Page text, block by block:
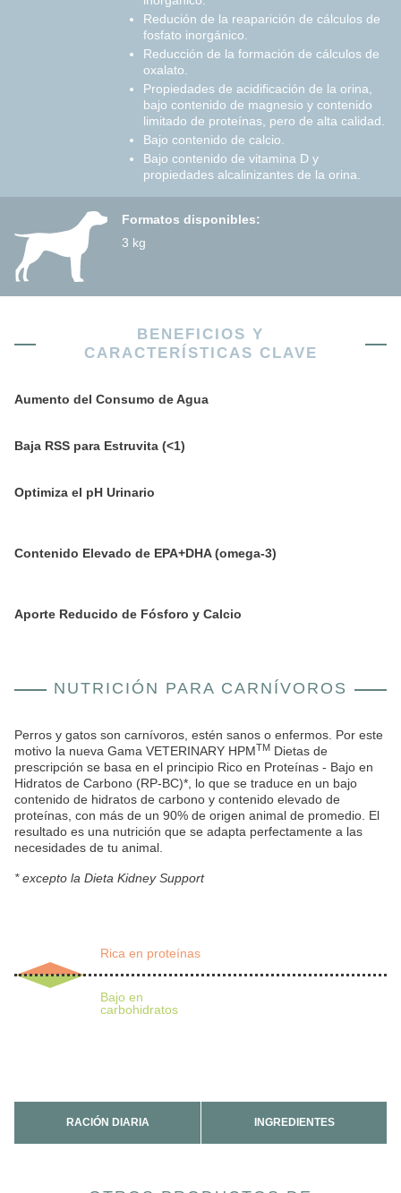
Redución de la reaparición de cálculos de
fosfato inorgánico.
Reducción de la formación de cálculos de
oxalato.
Propiedades de acidificación de la orina,
bajo contenido de magnesio y contenido
limitado de proteínas, pero de alta calidad.
Bajo contenido de calcio.
Bajo contenido de vitamina D y
propiedades alcalinizantes de la orina.
Formatos disponibles:
3 kg
BENEFICIOS Y
CARACTERÍSTICAS CLAVE
Aumento del Consumo de Agua
Baja RSS para Estruvita (<1)
Optimiza el pH Urinario
Contenido Elevado de EPA+DHA (omega-3)
Aporte Reducido de Fósforo y Calcio
NUTRICIÓN PARA CARNÍVOROS
Perros y gatos son carnívoros, estén sanos o enfermos. Por este
motivo la nueva Gama VETERINARY HPMTM Dietas de
prescripción se basa en el principio Rico en Proteínas - Bajo en
Hidratos de Carbono (RP-BC)*, lo que se traduce en un bajo
contenido de hidratos de carbono y contenido elevado de
proteínas, con más de un 90% de origen animal de promedio. El
resultado es una nutrición que se adapta perfectamente a las
necesidades de tu animal.
* excepto la Dieta Kidney Support
Rica en proteínas
Composición
Bajo en
carbohidratos
RACIÓN DIARIA INGREDIENTES